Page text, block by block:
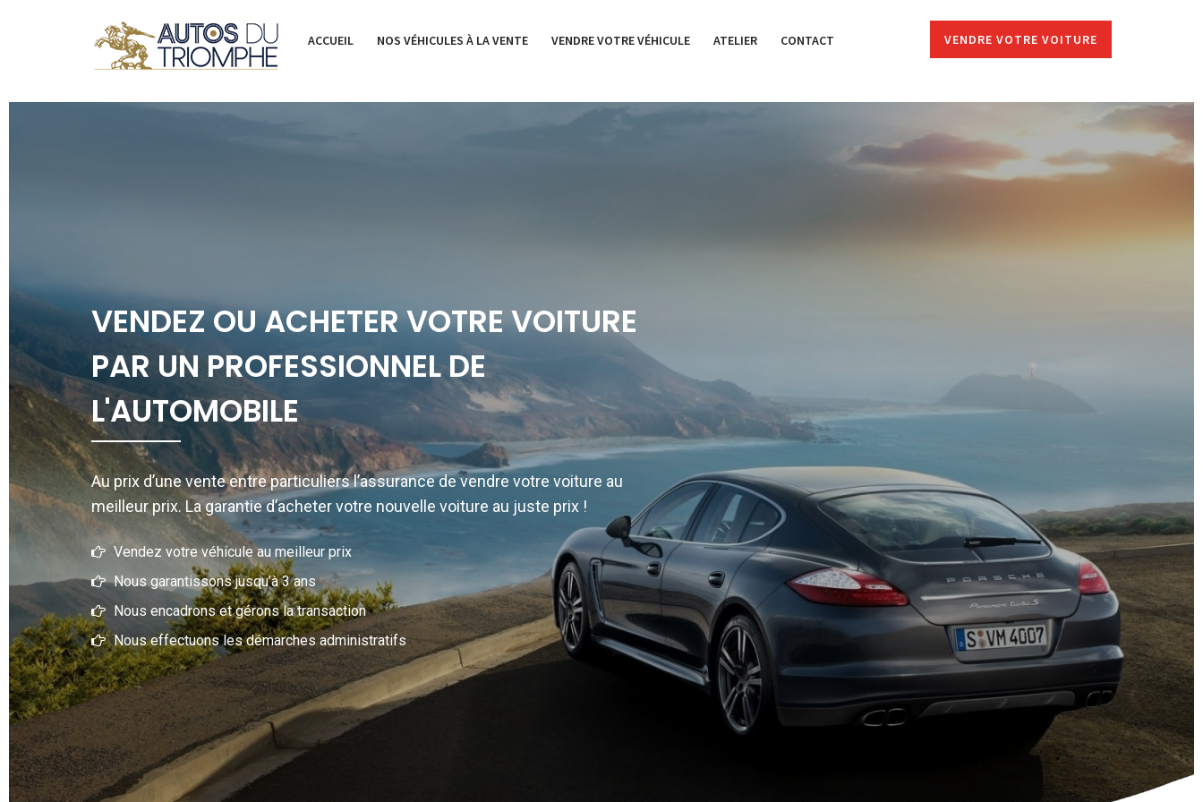
ACCUEIL NOS VÉHICULES À LA VENTE VENDRE VOTRE VÉHICULE ATELIER CONTACT VENDRE VOTRE VOITURE
VENDEZ OU ACHETER VOTRE VOITURE
PAR UN PROFESSIONNEL DE
L'AUTOMOBILE
Au prix d’une vente entre particuliers l’assurance de vendre votre voiture au
meilleur prix. La garantie d’acheter votre nouvelle voiture au juste prix !
Vendez votre véhicule au meilleur prix
Nous garantissons jusqu’à 3 ans
Nous encadrons et gérons la transaction
Nous effectuons les démarches administratifs